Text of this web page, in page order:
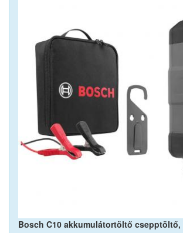
Bosch C10 akkumulátortöltő csepptöltő,